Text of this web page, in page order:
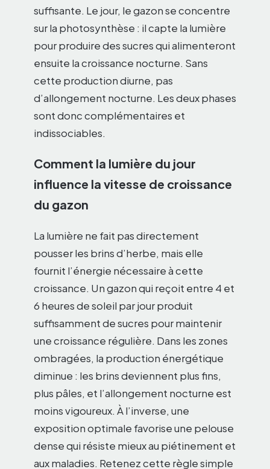
suffisante. Le jour, le gazon se concentre
sur la photosynthèse : il capte la lumière
pour produire des sucres qui alimenteront
ensuite la croissance nocturne. Sans
cette production diurne, pas
d’allongement nocturne. Les deux phases
sont donc complémentaires et
indissociables.
Comment la lumière du jour
influence la vitesse de croissance
du gazon
La lumière ne fait pas directement
pousser les brins d’herbe, mais elle
fournit l’énergie nécessaire à cette
croissance. Un gazon qui reçoit entre 4 et
6 heures de soleil par jour produit
suffisamment de sucres pour maintenir
une croissance régulière. Dans les zones
ombragées, la production énergétique
diminue : les brins deviennent plus fins,
plus pâles, et l’allongement nocturne est
moins vigoureux. À l’inverse, une
exposition optimale favorise une pelouse
dense qui résiste mieux au piétinement et
aux maladies. Retenez cette règle simple